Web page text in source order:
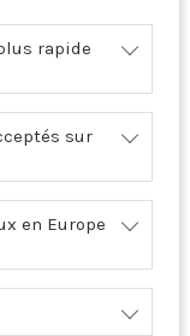
rapide
sur
en Europe